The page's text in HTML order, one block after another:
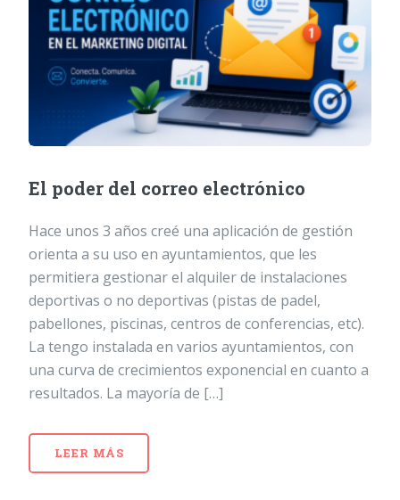
El poder del correo electrónico
Hace unos 3 años creé una aplicación de gestión
orienta a su uso en ayuntamientos, que les
permitiera gestionar el alquiler de instalaciones
deportivas o no deportivas (pistas de padel,
pabellones, piscinas, centros de conferencias, etc).
La tengo instalada en varios ayuntamientos, con
una curva de crecimientos exponencial en cuanto a
resultados. La mayoría de […]
LEER MÁS